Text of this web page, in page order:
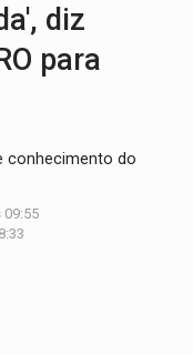
diz
para
conhecimento do
09:55